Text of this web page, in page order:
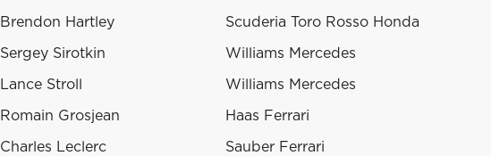
Brendon Hartley Scuderia Toro Rosso Honda
Sergey Sirotkin Williams Mercedes
Lance Stroll Williams Mercedes
Romain Grosjean Haas Ferrari
Charles Leclerc Sauber Ferrari